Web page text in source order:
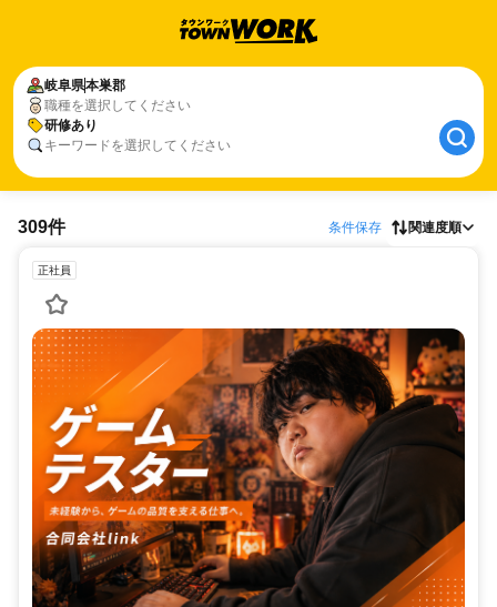
岐阜県本巣郡
職種を選択してください
研修あり
キーワードを選択してください
309件 条件保存 関連度順
正社員